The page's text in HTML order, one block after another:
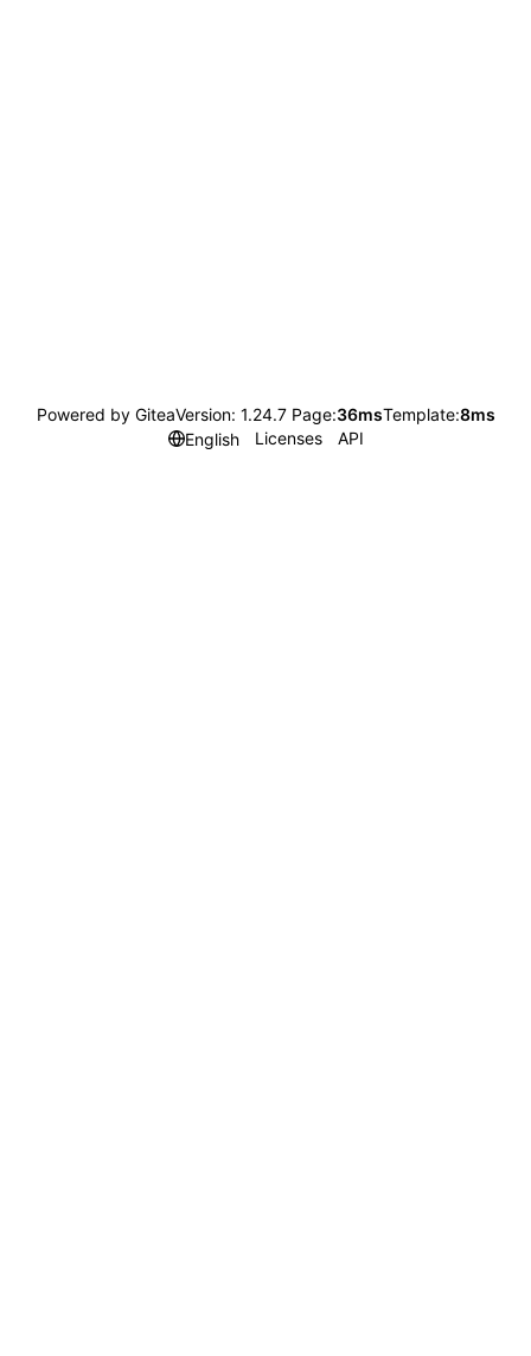
Powered by GiteaVersion: 1.24.7 Page:36msTemplate:8ms
English
Licenses API